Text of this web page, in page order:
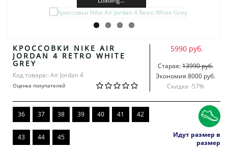
КРОССОВКИ NIKE AIR
JORDAN 4 RETRO WHITE
GREY
Код товара:: Air Jordan 4
Оценка покупателей
5990 руб.
Старая:13990 руб.
Экономия 8000 руб.
Скидка -57%
36 37 38 39 40 41 42
43 44 45
Идут размер в
размер